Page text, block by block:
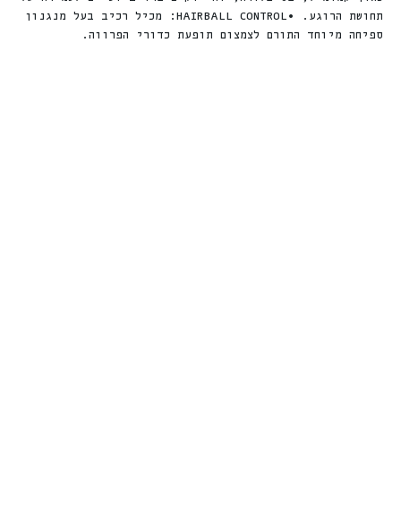
תחושת הרוגע. •HAIRBALL CONTROL: מכיל רכיב בעל מנגנון
ספיחה מיוחד התורם לצמצום תופעת כדורי הפרווה.